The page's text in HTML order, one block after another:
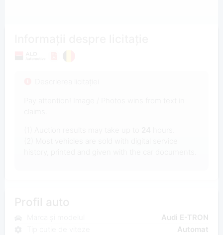
Audi E-TRON
Automat